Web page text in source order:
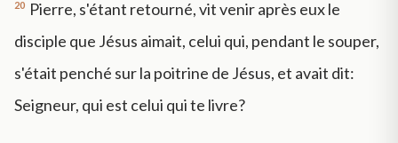
20 Pierre, s'étant retourné, vit venir après eux le
disciple que Jésus aimait, celui qui, pendant le souper,
s'était penché sur la poitrine de Jésus, et avait dit:
Seigneur, qui est celui qui te livre?